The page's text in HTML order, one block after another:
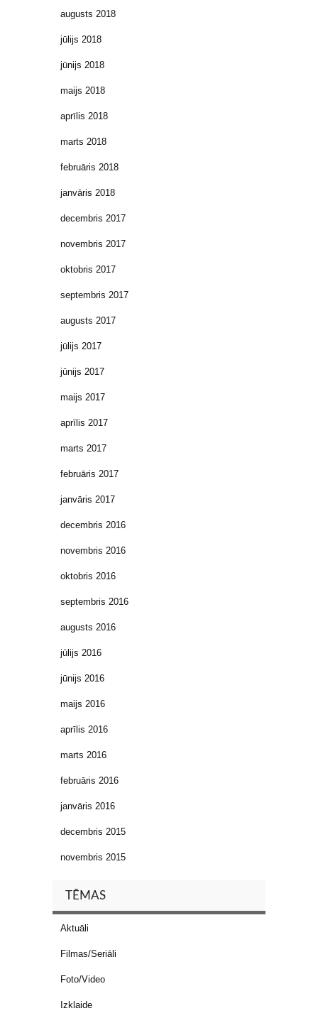
augusts 2018
jūlijs 2018
jūnijs 2018
maijs 2018
aprīlis 2018
marts 2018
februāris 2018
janvāris 2018
decembris 2017
novembris 2017
oktobris 2017
septembris 2017
augusts 2017
jūlijs 2017
jūnijs 2017
maijs 2017
aprīlis 2017
marts 2017
februāris 2017
janvāris 2017
decembris 2016
novembris 2016
oktobris 2016
septembris 2016
augusts 2016
jūlijs 2016
jūnijs 2016
maijs 2016
aprīlis 2016
marts 2016
februāris 2016
janvāris 2016
decembris 2015
novembris 2015
TĒMAS
Aktuāli
Filmas/Seriāli
Foto/Video
Izklaide